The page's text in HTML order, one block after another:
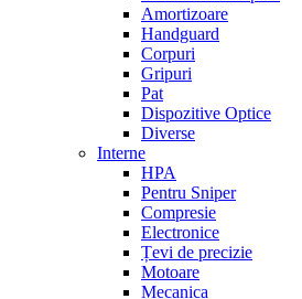
Amortizoare
Handguard
Corpuri
Gripuri
Pat
Dispozitive Optice
Diverse
Interne
HPA
Pentru Sniper
Compresie
Electronice
Țevi de precizie
Motoare
Mecanica